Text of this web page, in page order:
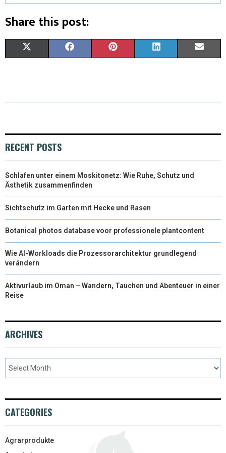
Share this post:
W
E
)
E
K
T
S
K
N
I
RECENT POSTS
Schlafen unter einem Moskitonetz: Wie Ruhe, Schutz und
Ästhetik zusammenfinden
Sichtschutz im Garten mit Hecke und Rasen
Botanical photos database voor professionele plantcontent
Wie AI-Workloads die Prozessorarchitektur grundlegend
verändern
Aktivurlaub im Oman – Wandern, Tauchen und Abenteuer in einer
Reise
ARCHIVES
CATEGORIES
Agrarprodukte